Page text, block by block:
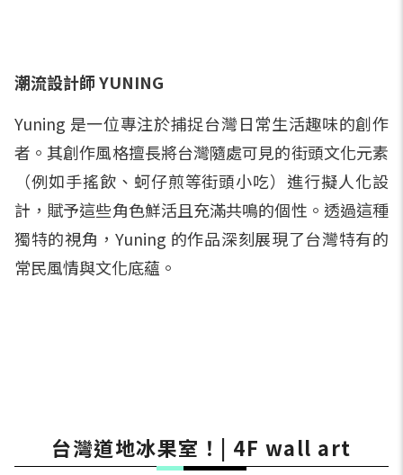
潮流設計師 YUNING
Yuning 是一位專注於捕捉台灣日常生活趣味的創作
者。其創作風格擅長將台灣隨處可見的街頭文化元素
（例如手搖飲、蚵仔煎等街頭小吃）進行擬人化設
計，賦予這些角色鮮活且充滿共鳴的個性。透過這種
獨特的視角，Yuning 的作品深刻展現了台灣特有的
常民風情與文化底蘊。
台灣道地冰果室！| 4F wall art